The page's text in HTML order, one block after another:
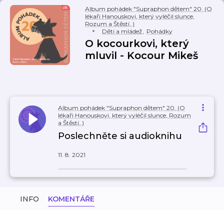
Album pohádek "Supraphon dětem" 20. (O
lékaři Hanouskovi, který vyléčil slunce,
Rozum a Štěstí..)
Děti a mládež, Pohádky
O kocourkovi, který
mluvil - Kocour Mikeš
Album pohádek "Supraphon dětem" 20. (O
lékaři Hanouskovi, který vyléčil slunce, Rozum
a Štěstí..)
Poslechněte si audioknihu
11. 8. 2021
INFO KOMENTÁŘE